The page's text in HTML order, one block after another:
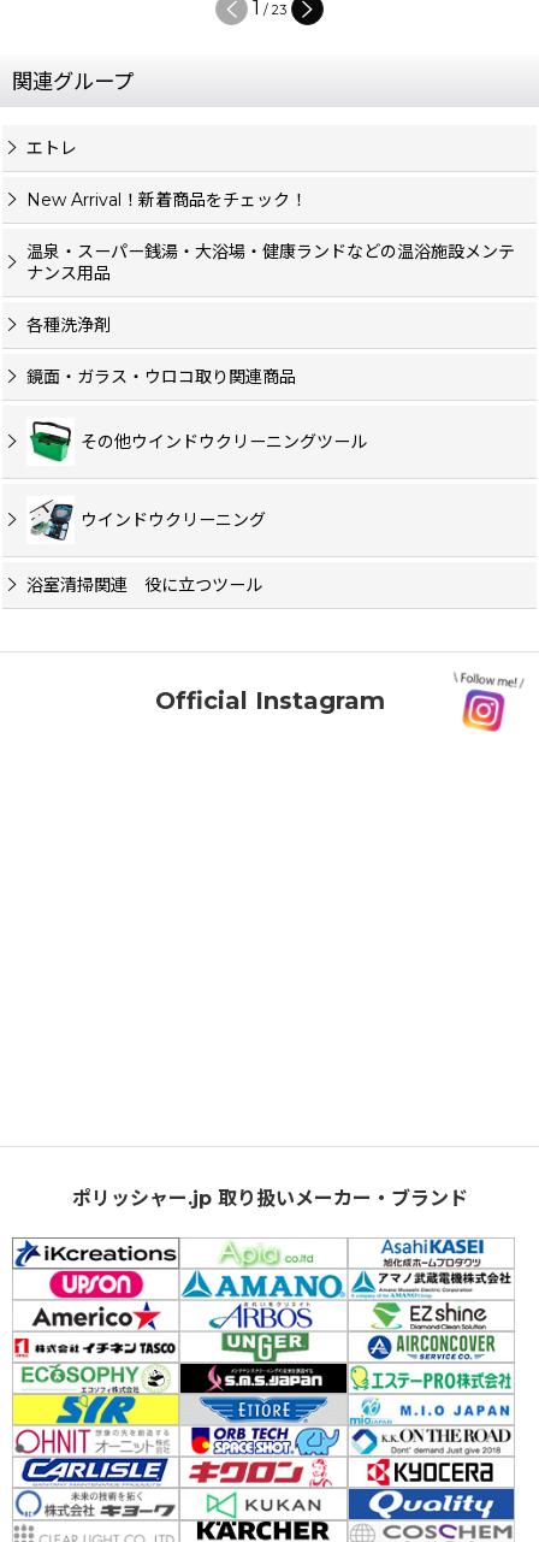
2 /23
関連グループ
エトレ
New Arrival！新着商品をチェック！
温泉・スーパー銭湯・大浴場・健康ランドなどの温浴施設メンテ
ナンス用品
各種洗浄剤
鏡面・ガラス・ウロコ取り関連商品
その他ウインドウクリーニングツール
ウインドウクリーニング
浴室清掃関連 役に立つツール
Official Instagram
ポリッシャー.jp 取り扱いメーカー・ブランド